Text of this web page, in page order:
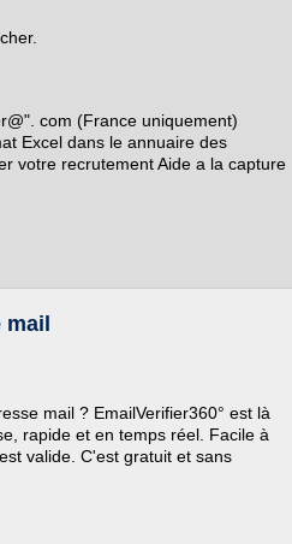
com (France uniquement)
Excel dans le annuaire des
votre recrutement Aide a la capture
mail ? EmailVerifier360° est là
rapide et en temps réel. Facile à
valide. C'est gratuit et sans